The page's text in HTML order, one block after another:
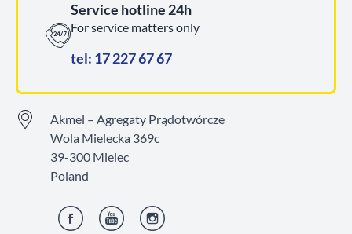
Service hotline 24h
For service matters only
tel: 17 227 67 67
Akmel – Agregaty Prądotwórcze
Wola Mielecka 369c
39-300 Mielec
Poland